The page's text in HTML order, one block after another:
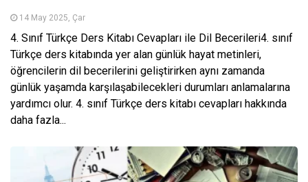
14 May 2025, Çar
4. Sınıf Türkçe Ders Kitabı Cevapları ile Dil Becerileri4. sınıf
Türkçe ders kitabında yer alan günlük hayat metinleri,
öğrencilerin dil becerilerini geliştirirken aynı zamanda
günlük yaşamda karşılaşabilecekleri durumları anlamalarına
yardımcı olur. 4. sınıf Türkçe ders kitabı cevapları hakkında
daha fazla...